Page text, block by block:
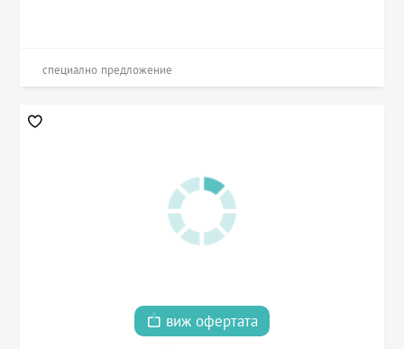
специално предложение
виж офертата